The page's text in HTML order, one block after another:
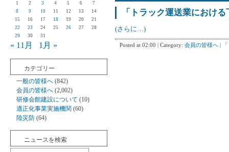
1 2 3 4 5 6
7
8
9 10 11 12 13
14
15
16 17 18 19 20
21
22
23 24 25 26 27
28
29
30 31
« 11月 1月 »
カテゴリー
一般の皆様へ (842)
会員の皆様へ (2,002)
研修会館建設について (10)
適正化事業実施機関 (60)
陸災防 (64)
ニュースを検索
「トラック運送業におけ
(さらに…)
Posted at 02:00 | Category: 会員の皆様へ |